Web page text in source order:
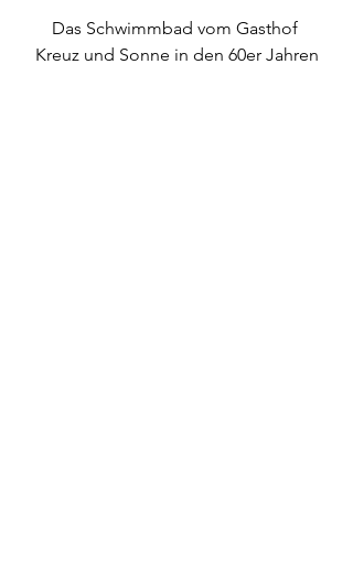
Das Schwimmbad vom Gasthof
Kreuz und Sonne in den 60er Jahren